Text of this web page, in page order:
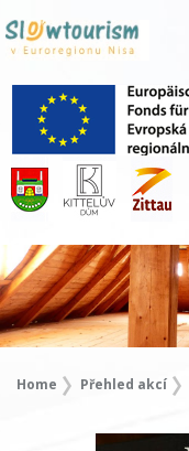
Home Přehled akcí